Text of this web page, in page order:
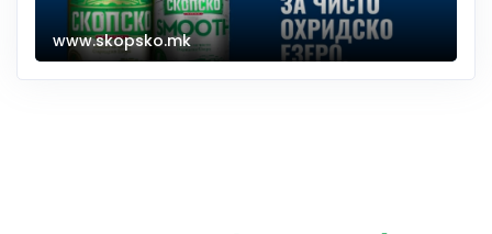
www.skopsko.mk